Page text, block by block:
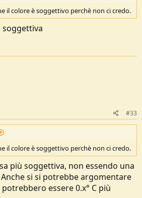
il colore è soggettivo perchè non ci credo.
soggettiva
#33
il colore è soggettivo perchè non ci credo.
più soggettiva, non essendo una
si si potrebbe argomentare
essere 0.x° C più